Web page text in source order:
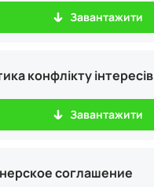
Завантажити
конфлікту інтересів
Завантажити
соглашение